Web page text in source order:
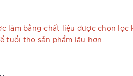
làm bằng chất liệu được chọn lọc
tuổi thọ sản phẩm lâu hơn.